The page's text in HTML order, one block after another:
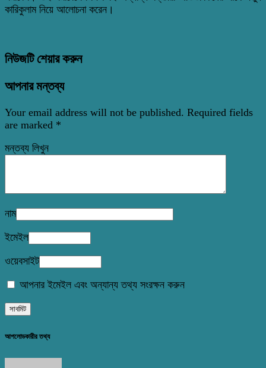
কারিকুলাম নিয়ে আলোচনা করেন।
নিউজটি শেয়ার করুন
আপনার মন্তব্য
Your email address will not be published. Required fields
are marked *
মন্তব্য লিখুন
নাম
ইমেইল
ওয়েবসাইট
আপনার ইমেইল এবং অন্যান্য তথ্য সংরক্ষন করুন
আপলোডকারীর তথ্য